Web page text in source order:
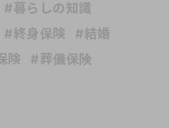
#暮らしの知識
#終身保険
#結婚
険
#葬儀保険